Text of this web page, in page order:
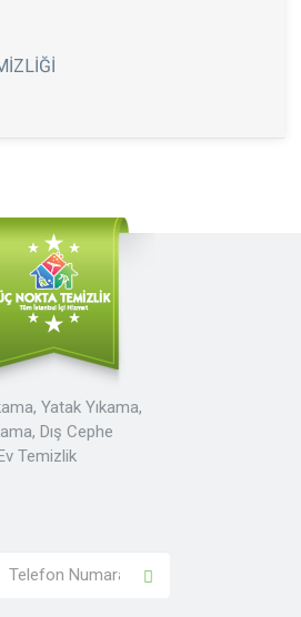
Yatak Yıkama,
Dış Cephe
Temizlik